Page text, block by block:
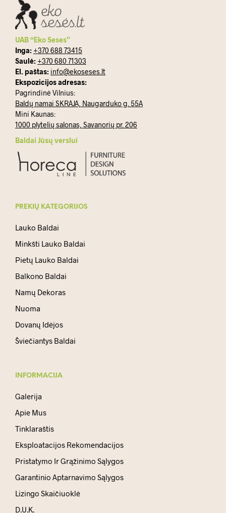
UAB “Eko Seses”
Inga: +370 688 73415
Saulė: +370 680 71303
El. paštas: info@ekoseses.lt
Ekspozicijos adresas:
Pagrindinė Vilnius:
Baldų namai SKRAJA, Naugarduko g. 55A
Mini Kaunas:
1000 plytelių salonas, Savanorių pr. 206
Baldai Jūsų verslui
PREKIŲ KATEGORIJOS
Lauko Baldai
Minkšti Lauko Baldai
Pietų Lauko Baldai
Balkono Baldai
Namų Dekoras
Nuoma
Dovanų Idėjos
Šviečiantys Baldai
INFORMACIJA
Galerija
Apie Mus
Tinklaraštis
Eksploatacijos Rekomendacijos
Pristatymo Ir Grąžinimo Sąlygos
Garantinio Aptarnavimo Sąlygos
Lizingo Skaičiuoklė
D.U.K.